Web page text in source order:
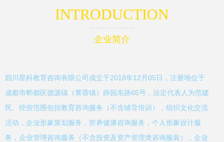
INTRODUCTION
企业简介
四川星科教育咨询有限公司成立于2018年12月05日，注册地位于
成都市郫都区德源镇（菁蓉镇）静园东路65号，法定代表人为范建
民。经营范围包括教育咨询服务（不含辅导培训），组织文化交流
活动，企业形象策划服务，营养健康咨询服务，个人形象设计服
务，企业管理咨询服务（不含投资及资产管理类咨询服装），企业